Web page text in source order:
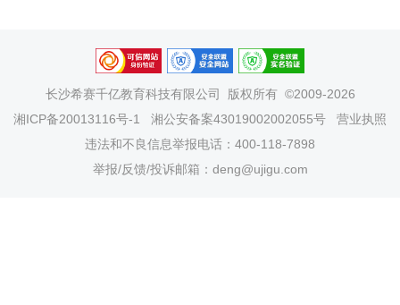
长沙希赛千亿教育科技有限公司
版权所有 ©2009-2026
湘ICP备20013116号-1
湘公安备案43019002002055号
营业执照
违法和不良信息举报电话：400-118-7898
举报/反馈/投诉邮箱：deng@ujigu.com